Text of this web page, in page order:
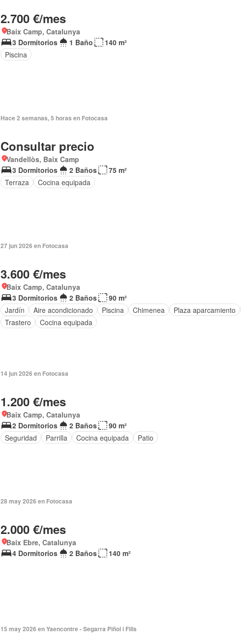
2.700 €/mes
Baix Camp, Catalunya
3 Dormitorios
1 Baño
140 m²
Piscina
Hace 2 semanas, 5 horas en Fotocasa
Consultar precio
Vandellòs, Baix Camp
3 Dormitorios
2 Baños
75 m²
Terraza
Cocina equipada
27 jun 2026 en Fotocasa
3.600 €/mes
Baix Camp, Catalunya
3 Dormitorios
2 Baños
90 m²
Jardín
Aire acondicionado Piscina Chimenea
Plaza aparcamiento
Trastero
Cocina equipada
14 jun 2026 en Fotocasa
1.200 €/mes
Baix Camp, Catalunya
2 Dormitorios
2 Baños
90 m²
Seguridad
Parrilla Cocina equipada Patio
28 may 2026 en Fotocasa
2.000 €/mes
Baix Ebre, Catalunya
4 Dormitorios
2 Baños 140 m²
15 may 2026 en Yaencontre - Segarra Piñol i Fills